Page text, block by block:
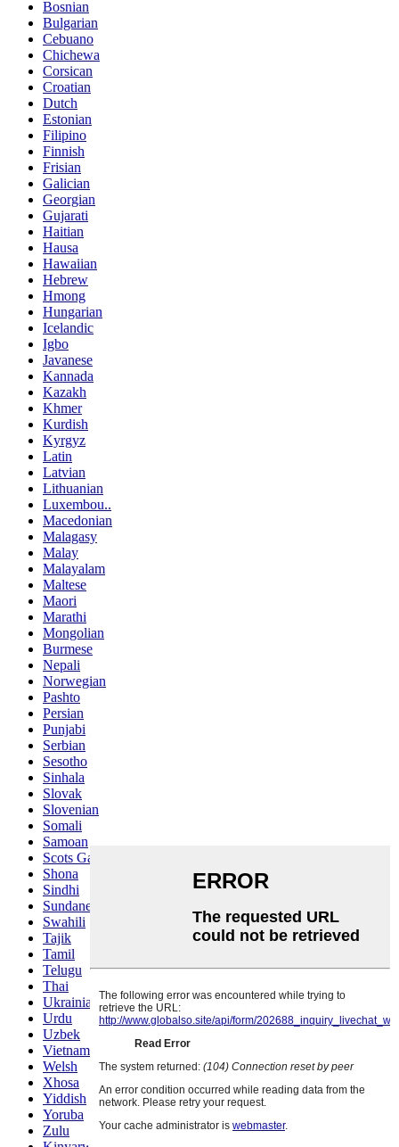
Bosnian
Bulgarian
Cebuano
Chichewa
Corsican
Croatian
Dutch
Estonian
Filipino
Finnish
Frisian
Galician
Georgian
Gujarati
Haitian
Hausa
Hawaiian
Hebrew
Hmong
Hungarian
Icelandic
Igbo
Javanese
Kannada
Kazakh
Khmer
Kurdish
Kyrgyz
Latin
Latvian
Lithuanian
Luxembou..
Macedonian
Malagasy
Malay
Malayalam
Maltese
Maori
Marathi
Mongolian
Burmese
Nepali
Norwegian
Pashto
Persian
Punjabi
Serbian
Sesotho
Sinhala
Slovak
Slovenian
Somali
Samoan
Scots Gaelic
Shona
Sindhi
Sundanese
Swahili
Tajik
Tamil
Telugu
Thai
Ukrainian
Urdu
Uzbek
Vietnamese
Welsh
Xhosa
Yiddish
Yoruba
Zulu